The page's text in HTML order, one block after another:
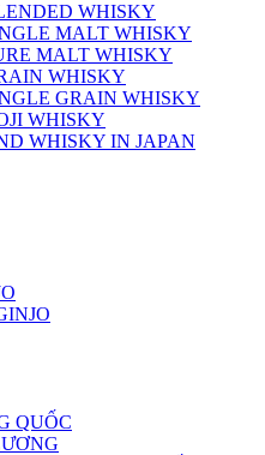
WHISKY
MALT WHISKY
MALT WHISKY
WHISKY
GRAIN WHISKY
WHISKY
WHISKY IN JAPAN
QUỐC